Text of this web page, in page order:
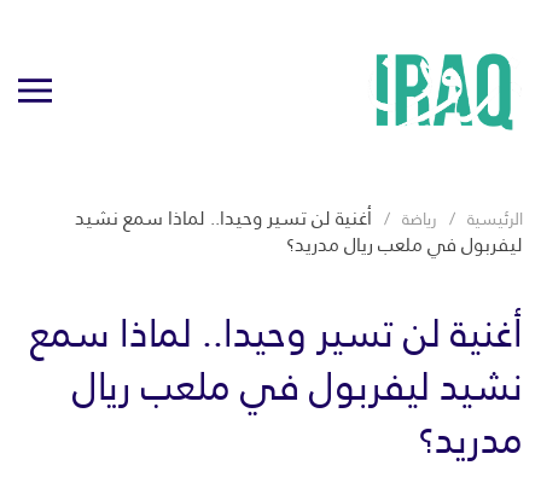
الرئيسية رياضة أغنية لن تسير وحيدا.. لماذا سمع نشيد
ليفربول في ملعب ريال مدريد؟
أغنية لن تسير وحيدا.. لماذا سمع
نشيد ليفربول في ملعب ريال
مدريد؟